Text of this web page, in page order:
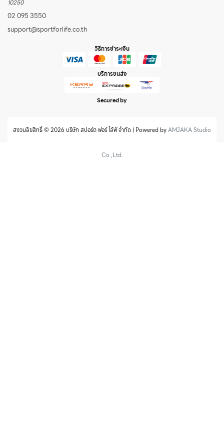
10250
02 095 3550
support@sportforlife.co.th
วิธีการชำระเงิน
บริการขนส่ง
Secured by
สงวนลิขสิทธิ์ © 2026 บริษัท สปอร์ต ฟอร์ ไล้ฟ์ จำกัด | Powered byAMJAKA Studio
Co.,Ltd.